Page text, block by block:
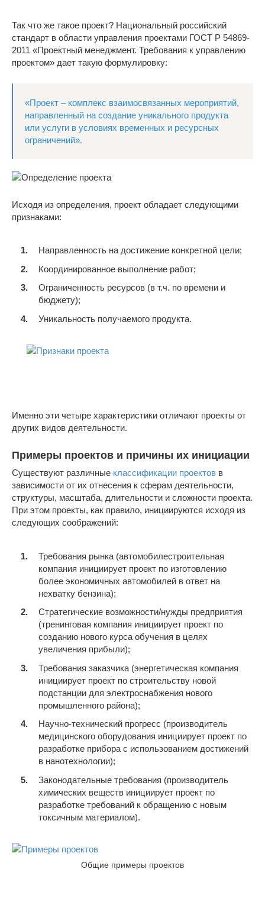
Так что же такое проект? Национальный российский
стандарт в области управления проектами ГОСТ Р 54869-
2011 «Проектный менеджмент. Требования к управлению
проектом» дает такую формулировку:
«Проект – комплекс взаимосвязанных мероприятий,
направленный на создание уникального продукта
или услуги в условиях временных и ресурсных
ограничений».
Исходя из определения, проект обладает следующими
признаками:
Направленность на достижение конкретной цели;
Координированное выполнение работ;
Ограниченность ресурсов (в т.ч. по времени и
бюджету);
Уникальность получаемого продукта.
Именно эти четыре характеристики отличают проекты от
других видов деятельности.
Примеры проектов и причины их инициации
Существуют различные классификации проектов в
зависимости от их отнесения к сферам деятельности,
структуры, масштаба, длительности и сложности проекта.
При этом проекты, как правило, инициируются исходя из
следующих соображений:
Требования рынка (автомобилестроительная
компания инициирует проект по изготовлению
более экономичных автомобилей в ответ на
нехватку бензина);
Стратегические возможности/нужды предприятия
(тренинговая компания инициирует проект по
созданию нового курса обучения в целях
увеличения прибыли);
Требования заказчика (энергетическая компания
инициирует проект по строительству новой
подстанции для электроснабжения нового
промышленного района);
Научно-технический прогресс (производитель
медицинского оборудования инициирует проект по
разработке прибора с использованием достижений
в нанотехнологии);
Законодательные требования (производитель
химических веществ инициирует проект по
разработке требований к обращению с новым
токсичным материалом).
Общие примеры проектов